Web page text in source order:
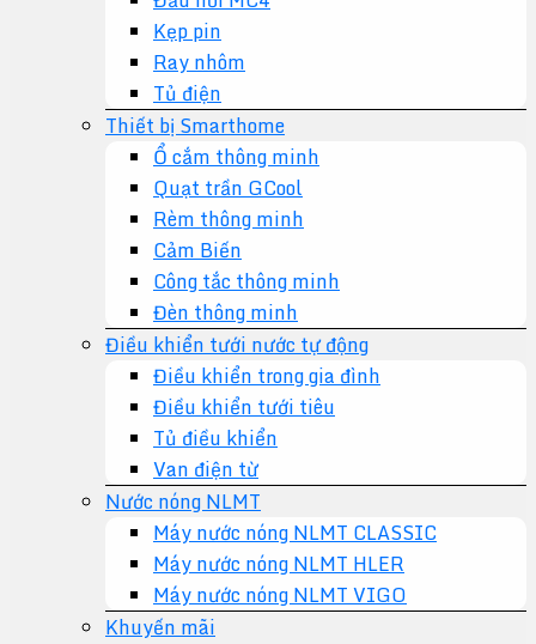
Kẹp pin
Ray nhôm
Tủ điện
Thiết bị Smarthome
Ổ cắm thông minh
Quạt trần GCool
Rèm thông minh
Cảm Biến
Công tắc thông minh
Đèn thông minh
Điều khiển tưới nước tự động
Điều khiển trong gia đình
Điều khiển tưới tiêu
Tủ điều khiển
Van điện từ
Nước nóng NLMT
Máy nước nóng NLMT CLASSIC
Máy nước nóng NLMT HLER
Máy nước nóng NLMT VIGO
Khuyến mãi